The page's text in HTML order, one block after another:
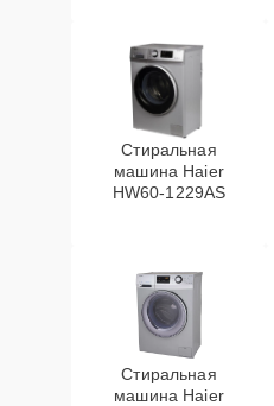
Стиральная
машина Haier
HW60-1229AS
Стиральная
машина Haier